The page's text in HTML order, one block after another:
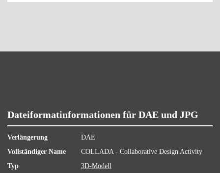
Dateiformatinformationen für DAE und JPG
Verlängerung
DAE
Vollständiger Name
COLLADA - Collaborative Design Activity
Typ
3D-Modell